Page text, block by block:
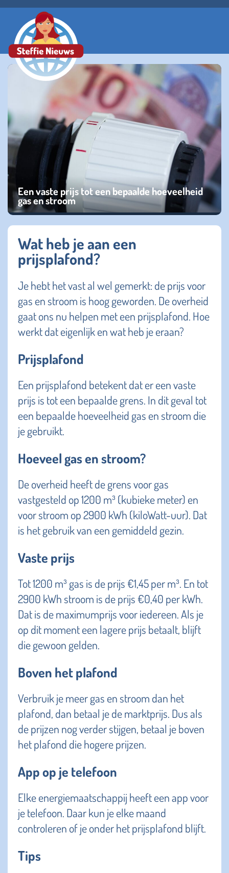
Een vaste prijs tot een bepaalde hoeveelheid
gas en stroom
Wat heb je aan een
prijsplafond?
Je hebt het vast al wel gemerkt: de prijs voor
gas en stroom is hoog geworden. De overheid
gaat ons nu helpen met een prijsplafond. Hoe
werkt dat eigenlijk en wat heb je eraan?
Prijsplafond
Een prijsplafond betekent dat er een vaste
prijs is tot een bepaalde grens. In dit geval tot
een bepaalde hoeveelheid gas en stroom die
je gebruikt.
Hoeveel gas en stroom?
De overheid heeft de grens voor gas
vastgesteld op 1200 m³ (kubieke meter) en
voor stroom op 2900 kWh (kiloWatt-uur). Dat
is het gebruik van een gemiddeld gezin.
Vaste prijs
Tot 1200 m³ gas is de prijs €1,45 per m³. En tot
2900 kWh stroom is de prijs €0,40 per kWh.
Dat is de maximumprijs voor iedereen. Als je
op dit moment een lagere prijs betaalt, blijft
die gewoon gelden.
Boven het plafond
Verbruik je meer gas en stroom dan het
plafond, dan betaal je de marktprijs. Dus als
de prijzen nog verder stijgen, betaal je boven
het plafond die hogere prijzen.
App op je telefoon
Elke energiemaatschappij heeft een app voor
je telefoon. Daar kun je elke maand
controleren of je onder het prijsplafond blijft.
Tips